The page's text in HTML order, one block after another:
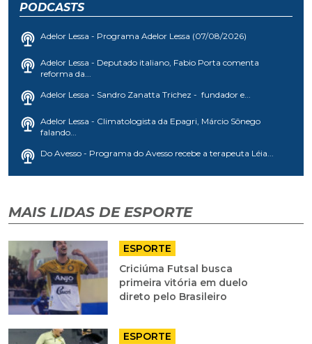
PODCASTS
Adelor Lessa - Programa Adelor Lessa (07/08/2026)
Adelor Lessa - Deputado italiano, Fabio Porta comenta
reforma da...
Adelor Lessa - Sandro Zanatta Trichez - fundador e...
Adelor Lessa - Climatologista da Epagri, Márcio Sônego
falando...
Do Avesso - Programa do Avesso recebe a terapeuta Léia...
MAIS LIDAS DE ESPORTE
ESPORTE
Criciúma Futsal busca
primeira vitória em duelo
direto pelo Brasileiro
ESPORTE